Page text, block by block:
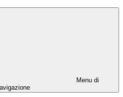
Menu di